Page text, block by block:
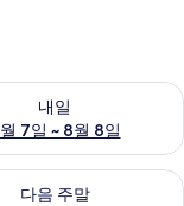
일
내일
7일 ~ 8월 8일
가능 여부 확인, 8월
9일
다음 주말
예약 가능 여부 확인,